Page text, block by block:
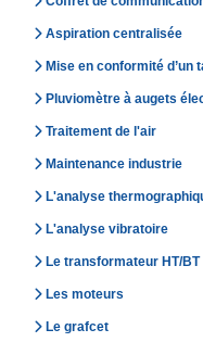
Aspiration centralisée
Mise en conformité d’un
Pluviomètre à augets
Traitement de l'air
Maintenance industrie
L'analyse
L'analyse vibratoire
Le transformateur HT/BT
Les moteurs
Le grafcet